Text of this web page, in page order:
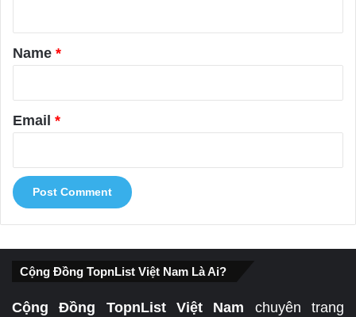
*
Name *
Email *
Cộng Đồng TopnList Việt Nam Là Ai?
Cộng Đồng TopnList Việt Nam chuyên trang